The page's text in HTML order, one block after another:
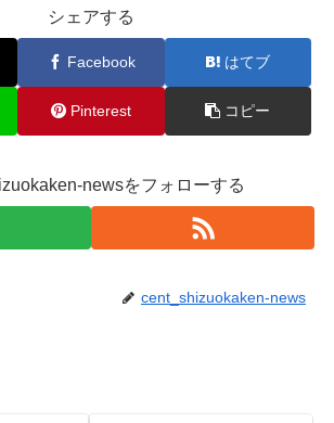
シェアする
Facebook はてブ
Pinterest コピー
newsをフォローする
cent_shizuokaken-news